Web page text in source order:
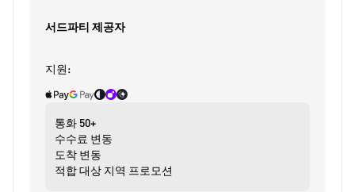
서드파티 제공자
지원:
통화 50+
수수료 변동
도착 변동
적합 대상 지역 프로모션